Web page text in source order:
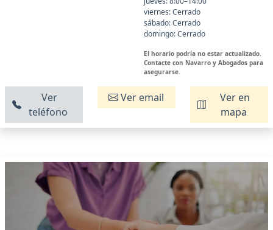
viernes: Cerrado
sábado: Cerrado
domingo: Cerrado
El horario podría no estar actualizado.
Contacte con Navarro y Abogados para
asegurarse.
Ver
teléfono
Ver email
Ver en
mapa